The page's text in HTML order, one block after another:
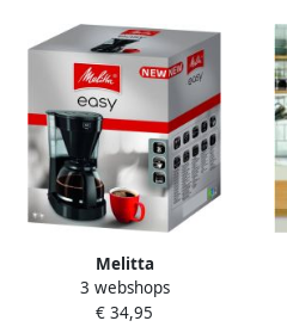
Melitta
filterkoffiezetapparaat Easy
II zwart
3 webshops
€ 34,95